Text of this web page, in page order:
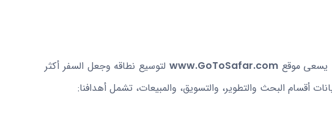
يسعى موقعwww.GoToSafar.com لتوسيع نطاقه وجعل السفر أكثر
أقسام البحث والتطوير، والتسويق، والمبيعات، تشمل أهدافنا: